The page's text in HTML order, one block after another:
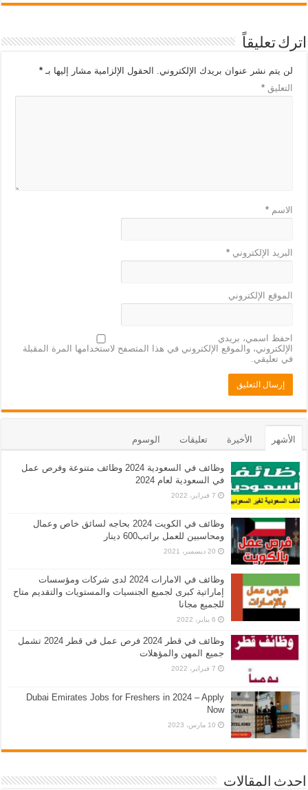
اترك تعليقاً
لن يتم نشر عنوان بريدك الإلكتروني. الحقول الإلزامية مشار إليها بـ*
التعليق*
الاسم*
البريد الإلكتروني*
الموقع الإلكتروني
احفظ اسمي، بريدي
الإلكتروني، والموقع الإلكتروني في هذا المتصفح لاستخدامها المرة المقبلة
في تعليقي.
الأشهر الأخيرة تعليقات الوسوم
وظائف في السعودية 2024 وظائف متنوعة وفرص عمل
في السعودية لعام 2024
7 فبراير، 2022
وظائف في الكويت 2024 بحاجه لسائق خاص وعمال
ومحاسبين للعمل براتب600 دينار
20 ديسمبر، 2021
وظائف في الامارات 2024 لدى شركات ومؤسسات
إماراتية كبرى لجميع الجنسيات والمستويات والتقديم متاح
للجميع مجانا
6 يناير، 2022
وظائف في قطر 2024 فرص عمل في قطر 2024 تشمل
جميع المهن والمؤهلات
7 فبراير، 2022
Dubai Emirates Jobs for Freshers in 2024 – Apply
Now
10 مارس، 2023
احدث المقالات